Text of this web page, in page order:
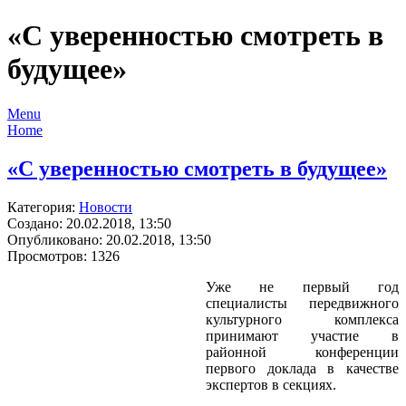
«С уверенностью смотреть в
будущее»
Menu
Home
«С уверенностью смотреть в будущее»
Категория: Новости
Создано: 20.02.2018, 13:50
Опубликовано: 20.02.2018, 13:50
Просмотров: 1326
Уже не первый год
специалисты передвижного
культурного комплекса
принимают участие в
районной конференции
первого доклада в качестве
экспертов в секциях.